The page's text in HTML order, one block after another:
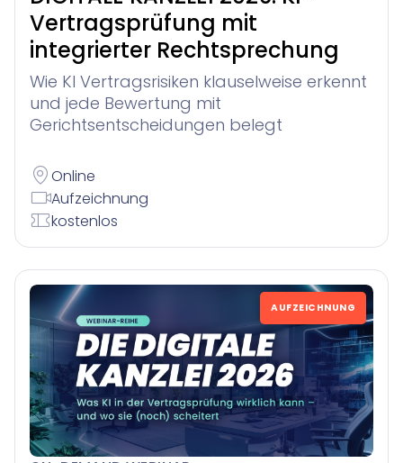
Vertragsprüfung mit
integrierter Rechtsprechung
Wie KI Vertragsrisiken klauselweise erkennt
und jede Bewertung mit
Gerichtsentscheidungen belegt
Online
Aufzeichnung
kostenlos
AUFZEICHNUNG